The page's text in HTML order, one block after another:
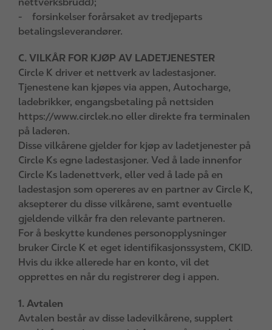
nettverksbrudd);
- forsinkelser forårsaket av tredjeparts
betalingsleverandører.
C. VILKÅR FOR KJØP AV LADETJENESTER
Circle K driver et nettverk av ladestasjoner.
Tjenestene kan kjøpes via appen, Autocharge,
ladebrikker, engangsbetaling på nettsiden
https://www.circlek.no eller direkte fra terminalen
på laderen.
Disse vilkårene gjelder for kjøp av ladetjenester på
Circle Ks egne ladestasjoner. Ved å lade innenfor
Circle Ks ladenettverk, eller ved å lade på en
ladestasjon som opereres av en partner av Circle K,
aksepterer du disse vilkårene, samt eventuelle
gjeldende vilkår fra den relevante partneren.
For å beskytte kundenes personopplysninger
bruker Circle K et eget identifikasjonssystem, CKID.
Hvis du ikke allerede har en konto, vil det
opprettes en når du registrerer deg i appen.
1. Avtalen
Avtalen består av disse ladevilkårene, supplert